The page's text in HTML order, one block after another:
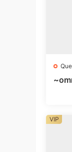
VIP